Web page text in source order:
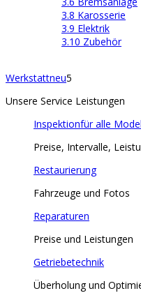
3.8 Karosserie
3.9 Elektrik
3.10 Zubehör
Werkstattneu5
Unsere Service Leistungen
Inspektionfür alle
Preise, Intervalle,
Restaurierung
Fahrzeuge und Fotos
Reparaturen
Preise und Leistungen
Getriebetechnik
Überholung und